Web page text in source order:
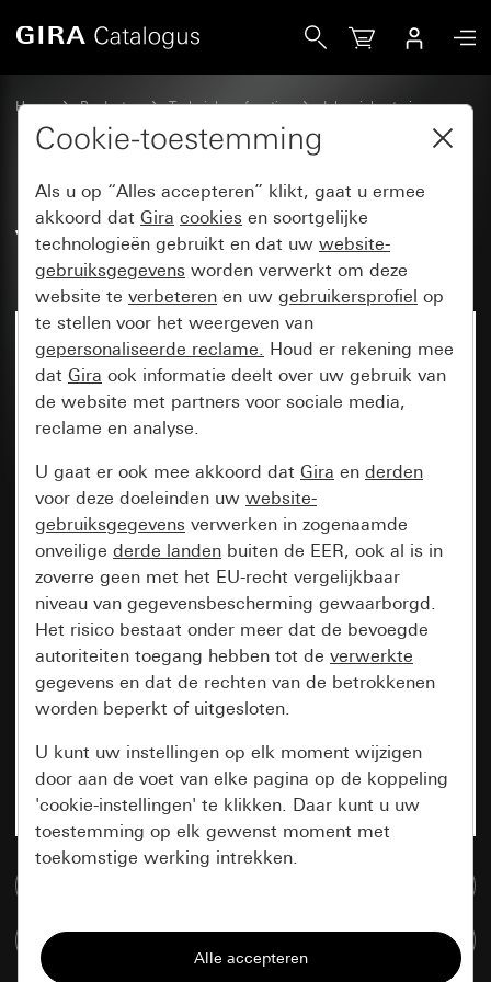
Home Producten Techniek en functies
Jaloeziebesturing
Jaloezieactoren voor KNX
Jaloezieactor 2-voudig AC 230 V
met handbediening voor KNX
Cookie-toestemming
Als u op “Alles accepteren” klikt, gaat u ermee
akkoord dat Gira cookies en soortgelijke
technologieën gebruikt en dat uw website-
gebruiksgegevens worden verwerkt om deze
website te verbeteren en uw gebruikersprofiel op
te stellen voor het weergeven van
gepersonaliseerde reclame. Houd er rekening mee
dat Gira ook informatie deelt over uw gebruik van
de website met partners voor sociale media,
reclame en analyse.
U gaat er ook mee akkoord dat Gira en derden
voor deze doeleinden uw website-
gebruiksgegevens verwerken in zogenaamde
onveilige derde landen buiten de EER, ook al is in
zoverre geen met het EU-recht vergelijkbaar
niveau van gegevensbescherming gewaarborgd.
Het risico bestaat onder meer dat de bevoegde
autoriteiten toegang hebben tot de verwerkte
gegevens en dat de rechten van de betrokkenen
worden beperkt of uitgesloten.
U kunt uw instellingen op elk moment wijzigen
door aan de voet van elke pagina op de koppeling
'cookie-instellingen' te klikken. Daar kunt u uw
toestemming op elk gewenst moment met
toekomstige werking intrekken.
Alle cookies die wij nodig hebben om de